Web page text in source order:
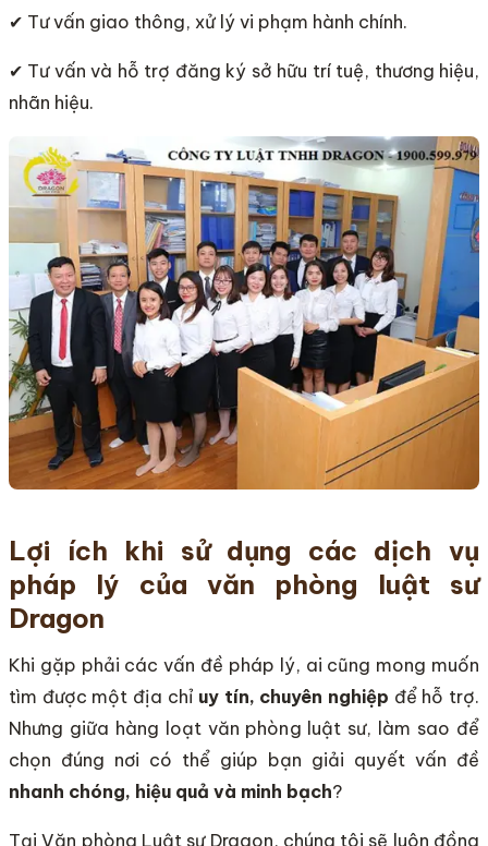
✔ Tư vấn giao thông, xử lý vi phạm hành chính.
✔ Tư vấn và hỗ trợ đăng ký sở hữu trí tuệ, thương hiệu,
nhãn hiệu.
Lợi ích khi sử dụng các dịch vụ
pháp lý của văn phòng luật sư
Dragon
Khi gặp phải các vấn đề pháp lý, ai cũng mong muốn
tìm được một địa chỉ uy tín, chuyên nghiệp để hỗ trợ.
Nhưng giữa hàng loạt văn phòng luật sư, làm sao để
chọn đúng nơi có thể giúp bạn giải quyết vấn đề
nhanh chóng, hiệu quả và minh bạch?
Tại Văn phòng Luật sư Dragon, chúng tôi sẽ luôn đồng